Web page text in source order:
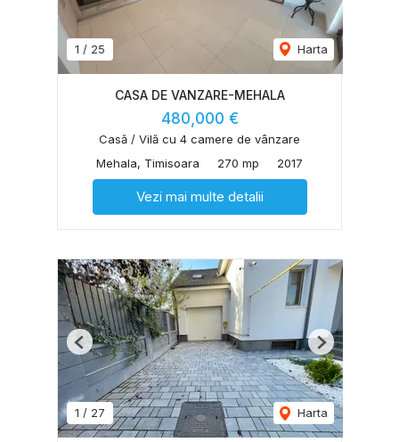
1 / 25 Harta
CASA DE VANZARE-MEHALA
480,000 €
Casă / Vilă cu 4 camere de vânzare
Mehala, Timisoara
270 mp 2017
Vezi mai multe detalii
1 / 27 Harta
Previous Next